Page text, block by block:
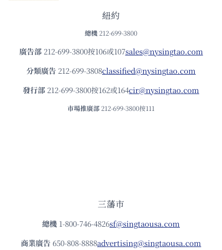
紐約
總機 212-699-3800
廣告部212-699-3800按106或107sales@nysingtao.com
分類廣告 212-699-3808classified@nysingtao.com
發⾏部 212-699-3800按162或164cir@nysingtao.com
市場推廣部 212-699-3800按111
三藩市
總機 1-800-746-4826sf@singtaousa.com
商業廣告 650-808-8888advertising@singtaousa.com